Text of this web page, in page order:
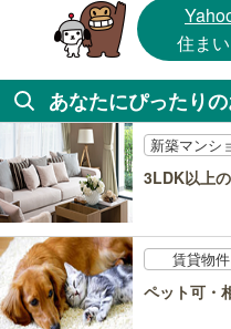
住ま
あなたにぴったり
新築マンシ
3LDK以上
賃貸物件
ペット可・